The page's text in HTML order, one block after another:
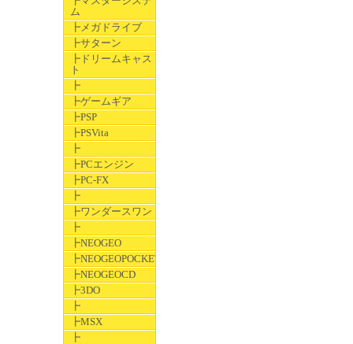
ム
┣メガドライブ
┣サターン
┣ドリームキャス
ト
┣
┣ゲームギア
┣PSP
┣PSVita
┣
┣PCエンジン
┣PC-FX
┣
┣ワンダースワン
┣
┣NEOGEO
┣NEOGEOPOCKET
┣NEOGEOCD
┣3DO
┣
┣MSX
┣